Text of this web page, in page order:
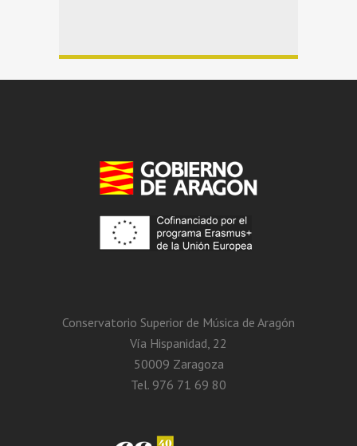
Conservatorio Superior de Música de Aragón
Vía Hispanidad, 22
50009 Zaragoza
Tel. 976 71 69 80